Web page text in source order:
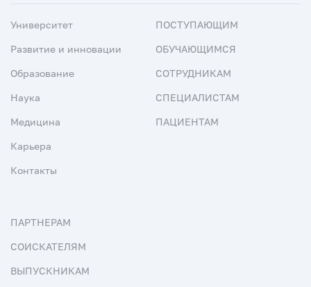
Университет
Развитие и инновации
Образование
Наука
Медицина
Карьера
Контакты
ПОСТУПАЮЩИМ
ОБУЧАЮЩИМСЯ
СОТРУДНИКАМ
СПЕЦИАЛИСТАМ
ПАЦИЕНТАМ
ПАРТНЕРАМ
СОИСКАТЕЛЯМ
ВЫПУСКНИКАМ